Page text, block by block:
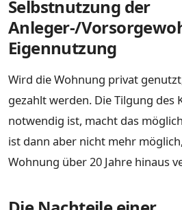
Selbstnutzung der
Anleger-/
Eigennutzung
Wird die Wohnung privat
gezahlt werden. Die Tilgung des
notwendig ist, macht das
ist dann aber nicht mehr
Wohnung über 20 Jahre hinaus